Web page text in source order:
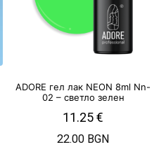
ADORE гел лак NEON 8ml Nn-
02 – светло зелен
11.25€
22.00 BGN